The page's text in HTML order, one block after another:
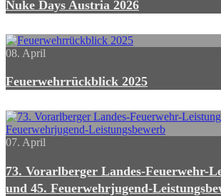
Nuke Days Austria 2026
08. April
Feuerwehrrückblick 2025
07. April
73. Vorarlberger Landes-Feuerwehr-
und 45. Feuerwehrjugend-